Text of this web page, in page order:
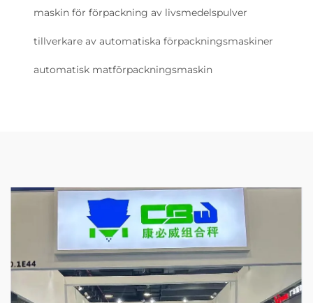
maskin för förpackning av livsmedelspulver
tillverkare av automatiska förpackningsmaskiner
automatisk matförpackningsmaskin